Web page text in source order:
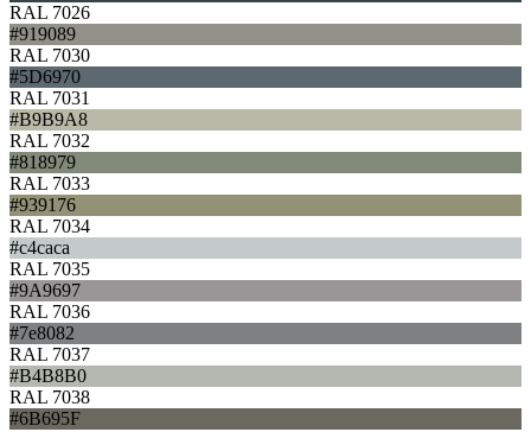
RAL 7026
#919089
RAL 7030
#5D6970
RAL 7031
#B9B9A8
RAL 7032
#818979
RAL 7033
#939176
RAL 7034
#c4caca
RAL 7035
#9A9697
RAL 7036
#7e8082
RAL 7037
#B4B8B0
RAL 7038
#6B695F